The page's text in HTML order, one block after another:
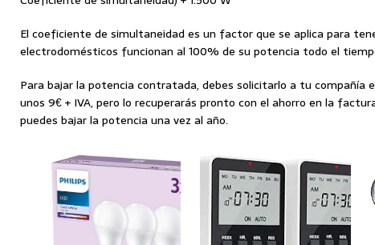
El coeficiente de simultaneidad es un factor que se aplica para
electrodomésticos funcionan al 100% de su potencia todo el
Para bajar la potencia contratada, debes solicitarlo a tu compañía
unos 9€ + IVA, pero lo recuperarás pronto con el ahorro en la
puedes bajar la potencia una vez al año.